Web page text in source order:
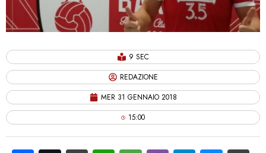
9 SEC
REDAZIONE
MER 31 GENNAIO 2018
15:00